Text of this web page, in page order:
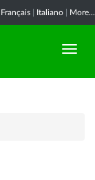
Français Italiano More...